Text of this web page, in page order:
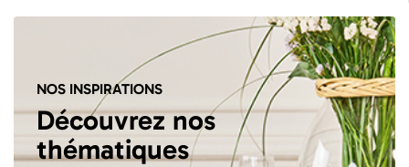
NOS INSPIRATIONS
Découvrez nos
thématiques